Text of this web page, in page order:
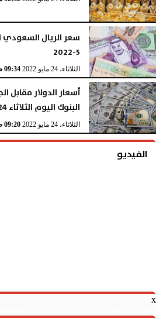
5-2022
الثلاثاء، 24 مايو 2022 09:34 صـ
أسعار الدولار مقابل
البنوك اليوم الثلاثاء 24-5-2022
الثلاثاء، 24 مايو 2022 09:20 صـ
الفيديو
x